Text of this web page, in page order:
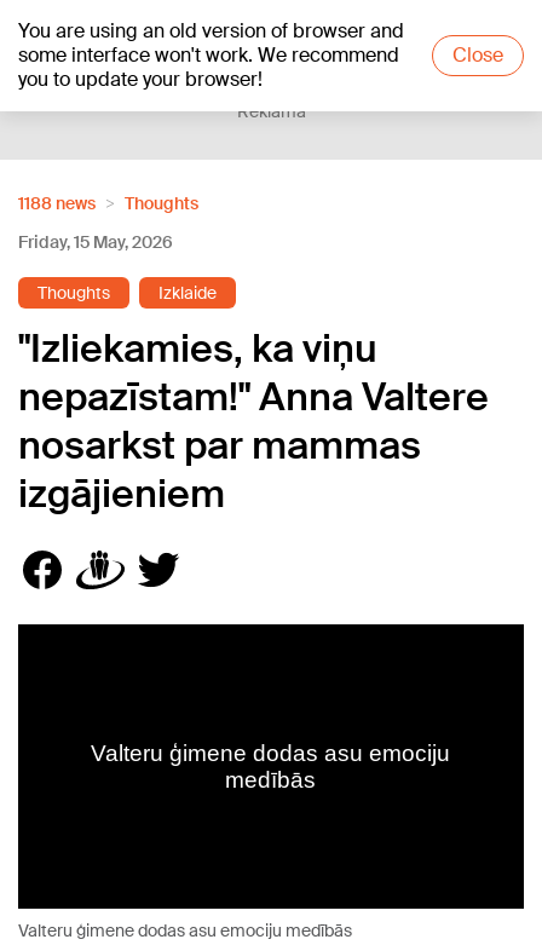
You are using an old version of browser and
some interface won't work. We recommend
you to update your browser!
Close
+16°C
Reklāma
1188 news
Thoughts
Friday, 15 May, 2026
Thoughts Izklaide
"Izliekamies, ka viņu
nepazīstam!" Anna Valtere
nosarkst par mammas
izgājieniem
Valteru ģimene dodas asu emociju medībās